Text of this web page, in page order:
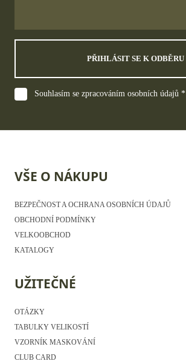
PŘIHLÁSIT SE K ODBĚRU
Souhlasím se zpracováním osobních údajů *
VŠE O NÁKUPU
BEZPEČNOST A OCHRANA OSOBNÍCH ÚDAJŮ
OBCHODNÍ PODMÍNKY
VELKOOBCHOD
KATALOGY
UŽITEČNÉ
OTÁZKY
TABULKY VELIKOSTÍ
VZORNÍK MASKOVÁNÍ
CLUB CARD